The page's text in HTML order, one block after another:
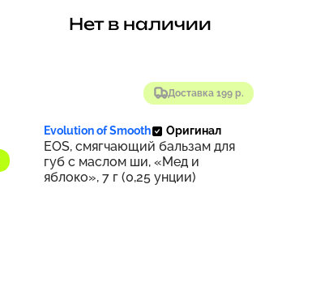
Доставка 199 р.
Нет в наличии
Evolution of Smooth Оригинал
EOS, смягчающий бальзам для
губ с маслом ши, «Мед и
яблоко», 7 г (0,25 унции)